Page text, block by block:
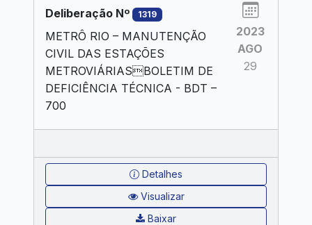
Deliberação Nº 1319
METRÔ RIO – MANUTENÇÃO
CIVIL DAS ESTAÇÕES
METROVIÁRIASBOLETIM DE
DEFICIÊNCIA TÉCNICA - BDT –
700
2023
AGO
29
Detalhes
Visualizar
Baixar